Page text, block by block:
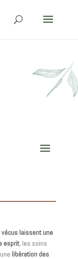
laissent une
esprit, les soins
libération des